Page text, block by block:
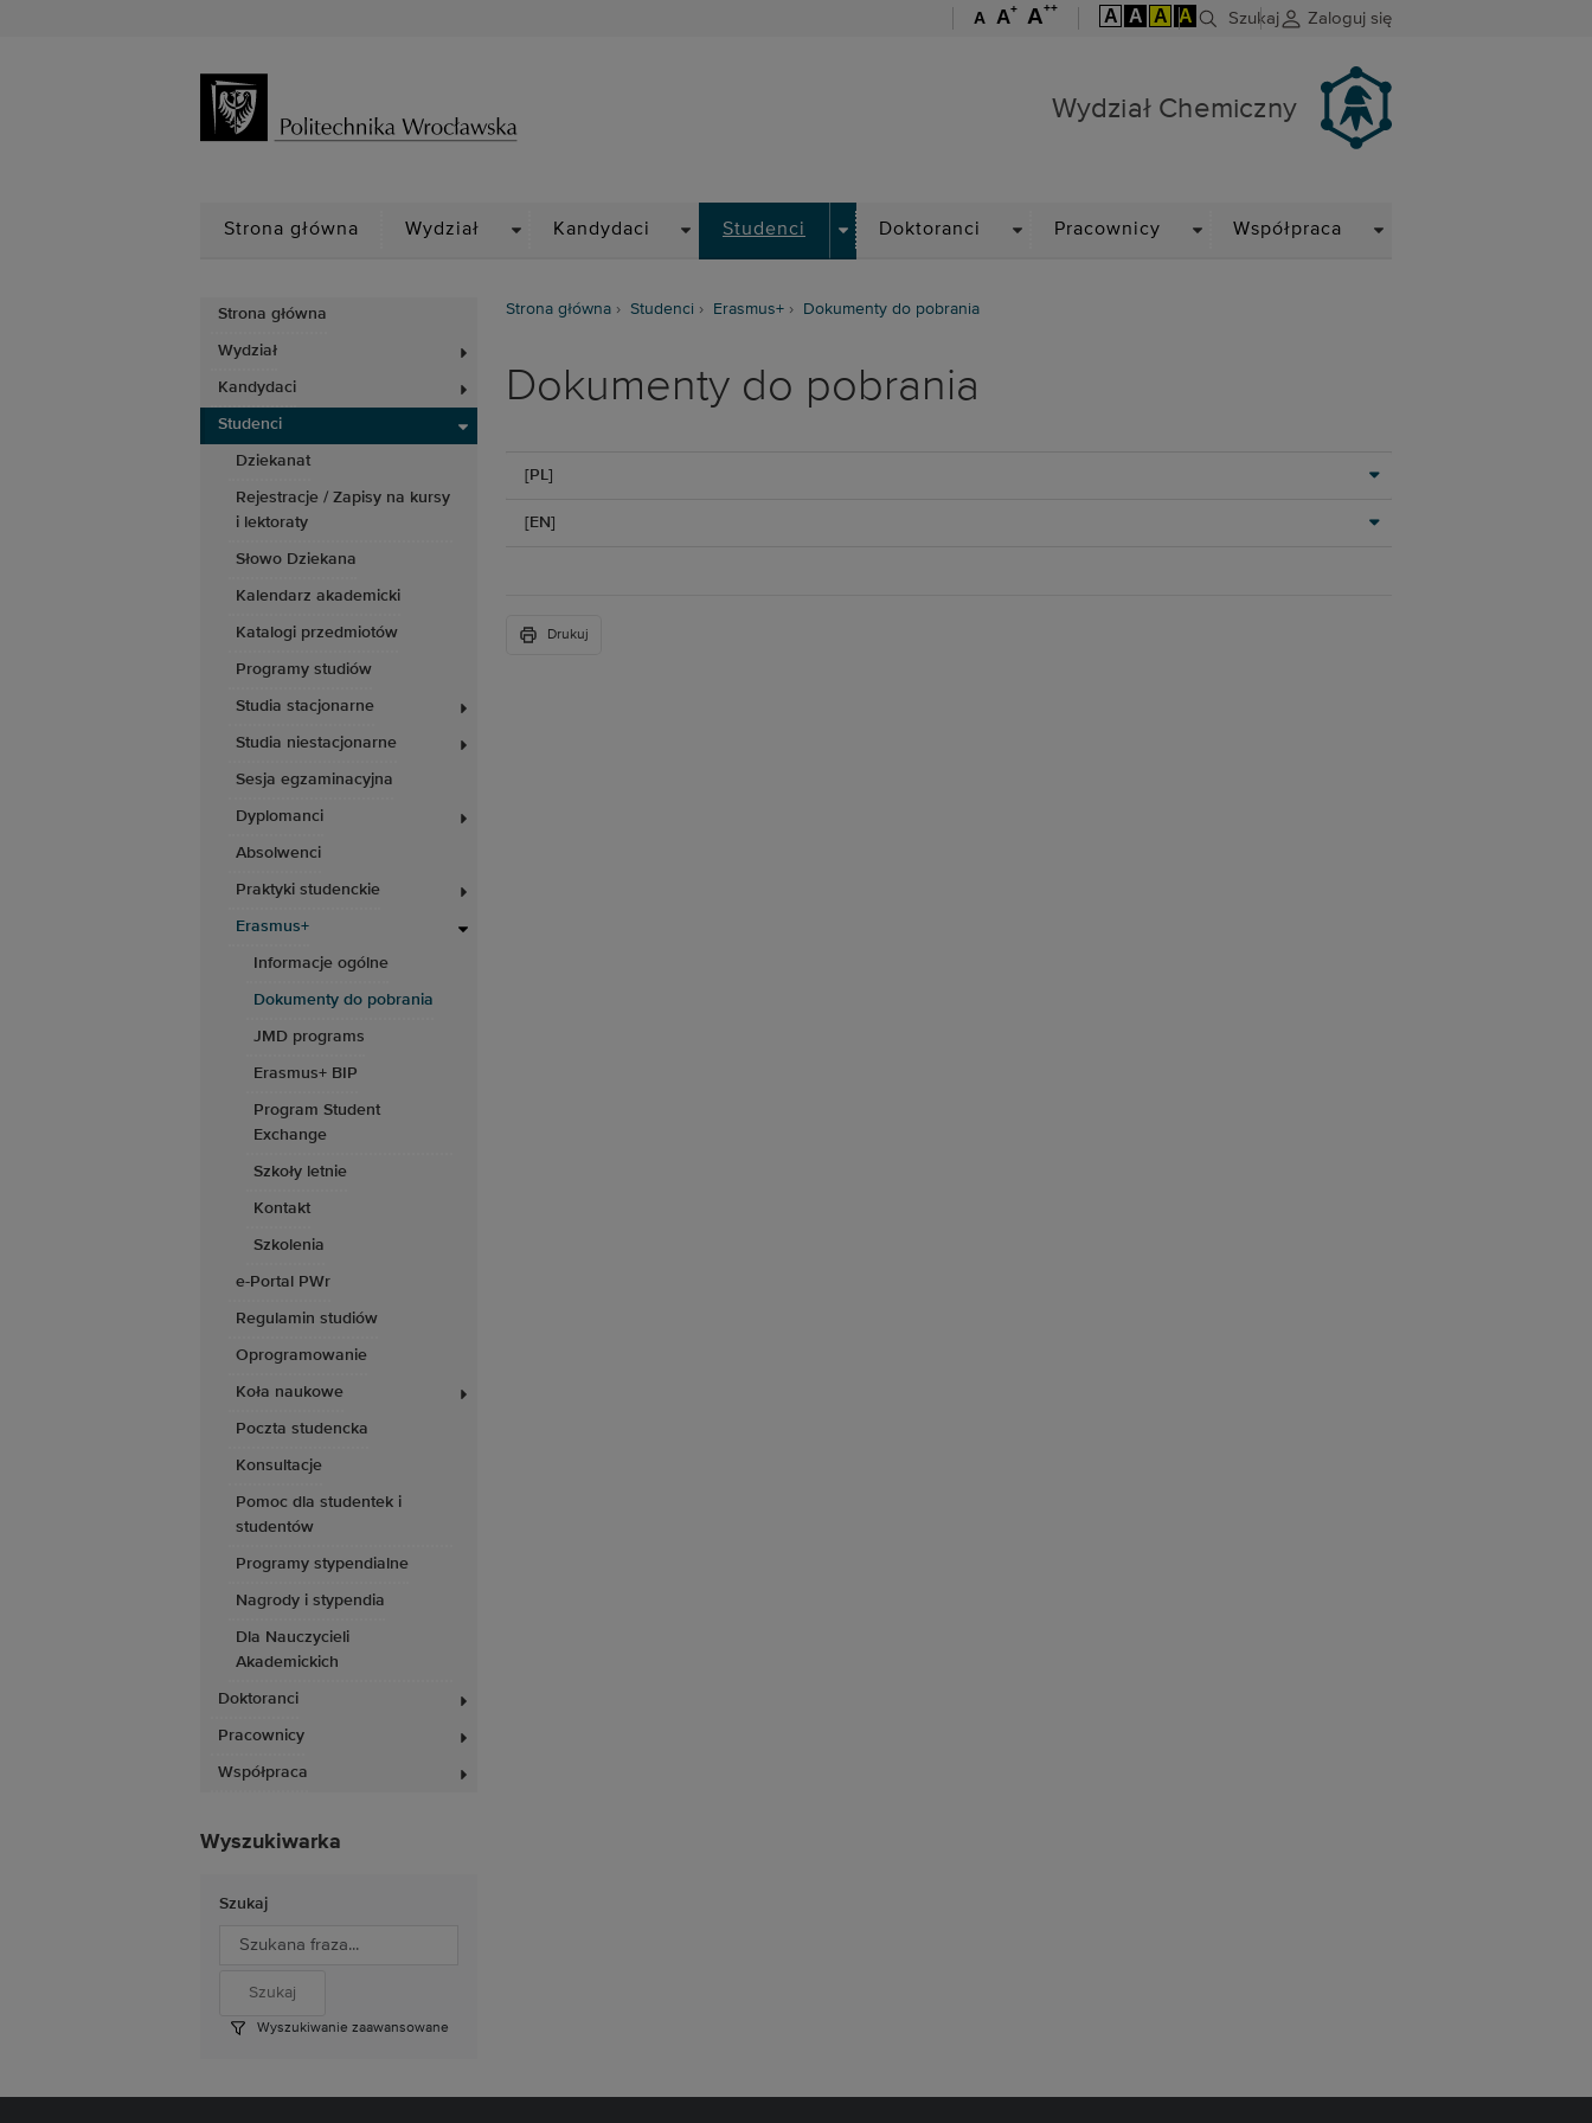
A A+ A++ A A A A Szukaj Zaloguj się
Wydział Chemiczny
Strona główna Wydział Kandydaci Studenci
DROPDOWN
Doktoranci Pracownicy Współpraca
Strona główna
Wydział
Kandydaci
Studenci
Dziekanat
Rejestracje / Zapisy na kursy
i lektoraty
Słowo Dziekana
Kalendarz akademicki
Katalogi przedmiotów
Programy studiów
Studia stacjonarne
Studia niestacjonarne
Sesja egzaminacyjna
Dyplomanci
Absolwenci
Praktyki studenckie
Erasmus+
Informacje ogólne
Dokumenty do pobrania
JMD programs
Erasmus+ BIP
Program Student
Exchange
Szkoły letnie
Kontakt
Szkolenia
e-Portal PWr
Regulamin studiów
Oprogramowanie
Koła naukowe
Poczta studencka
Konsultacje
Pomoc dla studentek i
studentów
Programy stypendialne
Nagrody i stypendia
Dla Nauczycieli
Akademickich
Doktoranci
Pracownicy
Współpraca
Wyszukiwarka
Szukaj
Wyszukiwanie zaawansowane
Strona główna Studenci Erasmus+ Dokumenty do pobrania
Dokumenty do pobrania
[PL]
[EN]
Drukuj